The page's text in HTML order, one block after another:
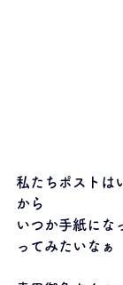
私たちポストは
から
いつか手紙にな
ってみたいなぁ